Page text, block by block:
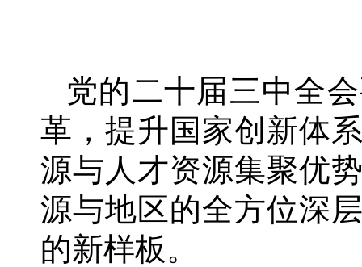
党的二十届三中全
革，提升国家创新体
源与人才资源集聚优
源与地区的全方位深
的新样板。